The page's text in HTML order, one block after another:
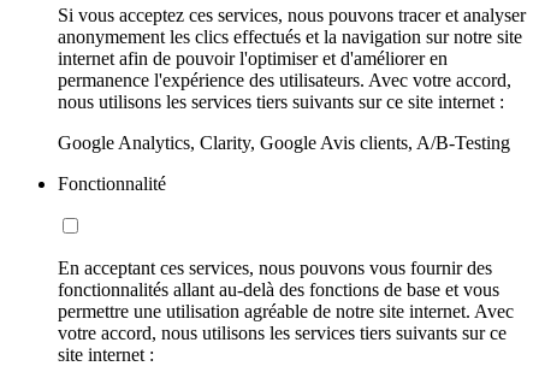
Si vous acceptez ces services, nous pouvons tracer et analyser
anonymement les clics effectués et la navigation sur notre site
internet afin de pouvoir l'optimiser et d'améliorer en
permanence l'expérience des utilisateurs. Avec votre accord,
nous utilisons les services tiers suivants sur ce site internet :
Google Analytics, Clarity, Google Avis clients, A/B-Testing
Fonctionnalité
En acceptant ces services, nous pouvons vous fournir des
fonctionnalités allant au-delà des fonctions de base et vous
permettre une utilisation agréable de notre site internet. Avec
votre accord, nous utilisons les services tiers suivants sur ce
site internet :